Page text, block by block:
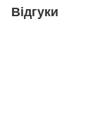
Відгуки